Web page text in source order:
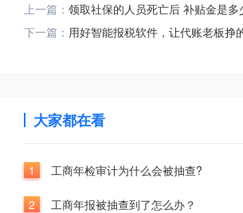
上一篇： 领取社保的人员死亡后 补贴金是多
下一篇： 用好智能报税软件，让代账老板挣
大家都在看
1 工商年检审计为什么会被抽查?
2 工商年报被抽查到了怎么办？